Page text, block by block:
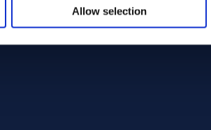
Allow selection